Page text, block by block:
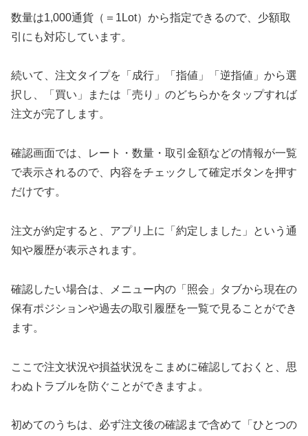
数量は1,000通貨（＝1Lot）から指定できるので、少額取
引にも対応しています。
続いて、注文タイプを「成行」「指値」「逆指値」から選
択し、「買い」または「売り」のどちらかをタップすれば
注文が完了します。
確認画面では、レート・数量・取引金額などの情報が一覧
で表示されるので、内容をチェックして確定ボタンを押す
だけです。
注文が約定すると、アプリ上に「約定しました」という通
知や履歴が表示されます。
確認したい場合は、メニュー内の「照会」タブから現在の
保有ポジションや過去の取引履歴を一覧で見ることができ
ます。
ここで注文状況や損益状況をこまめに確認しておくと、思
わぬトラブルを防ぐことができますよ。
初めてのうちは、必ず注文後の確認まで含めて「ひとつの